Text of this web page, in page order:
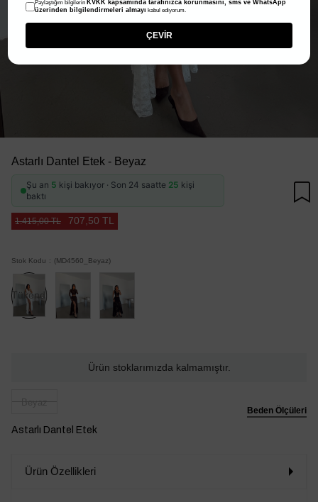
Astarlı Dantel Etek - Beyaz
Şu an 5 kişi bakıyor · Son 24 saatte 25 kişi
baktı
1.415,00 TL 707,50 TL
Stok Kodu (MD4560_Beyaz)
Tükendi
Ürün stoklarımızda kalmamıştır.
Beden Ölçüleri
Astarlı Dantel Etek
Ürün Özellikleri
Paylaştığım bilgilerin KVKK kapsamında tarafınızca korunmasını, sms ve WhatsApp
üzerinden bilgilendirmeleri almayı kabul ediyorum.
ÇEVİR